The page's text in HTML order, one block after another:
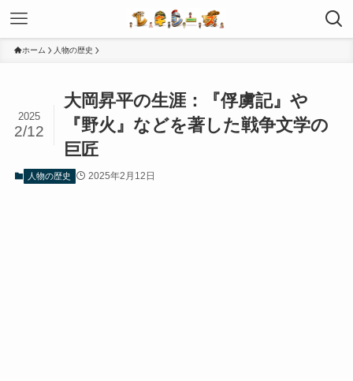
ホーム 人物の歴史
大岡昇平の生涯：『俘虜記』や
『野火』などを著した戦争文学の
巨匠
2025
2/12
人物の歴史 2025年2月12日